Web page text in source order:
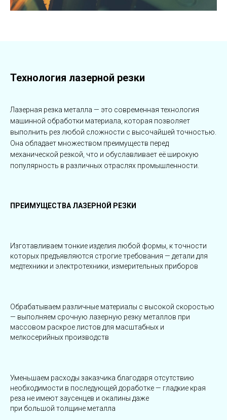
Технология лазерной резки
Лазерная резка металла — это современная технология
машинной обработки материала, которая позволяет
выполнить рез любой сложности с высочайшей точностью.
Она обладает множеством преимуществ перед
механической резкой, что и обуславливает её широкую
популярность в различных отраслях промышленности.
ПРЕИМУЩЕСТВА ЛАЗЕРНОЙ РЕЗКИ
Изготавливаем тонкие изделия любой формы, к точности
которых предъявляются строгие требования — детали для
медтехники и электротехники, измерительных приборов
Обрабатываем различные материалы с высокой скоростью
— выполняем срочную лазерную резку металлов при
массовом раскрое листов для масштабных и
мелкосерийных производств
Уменьшаем расходы заказчика благодаря отсутствию
необходимости в последующей доработке — гладкие края
реза не имеют заусенцев и окалины даже
при большой толщине металла